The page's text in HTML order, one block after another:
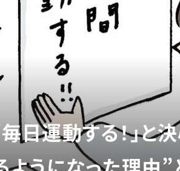
毎日運動する！」